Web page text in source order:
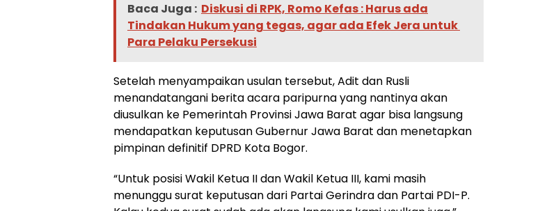
Baca Juga : Diskusi di RPK, Romo Kefas : Harus ada
Tindakan Hukum yang tegas, agar ada Efek Jera untuk
Para Pelaku Persekusi
Setelah menyampaikan usulan tersebut, Adit dan Rusli
menandatangani berita acara paripurna yang nantinya akan
diusulkan ke Pemerintah Provinsi Jawa Barat agar bisa langsung
mendapatkan keputusan Gubernur Jawa Barat dan menetapkan
pimpinan definitif DPRD Kota Bogor.
“Untuk posisi Wakil Ketua II dan Wakil Ketua III, kami masih
menunggu surat keputusan dari Partai Gerindra dan Partai PDI-P.